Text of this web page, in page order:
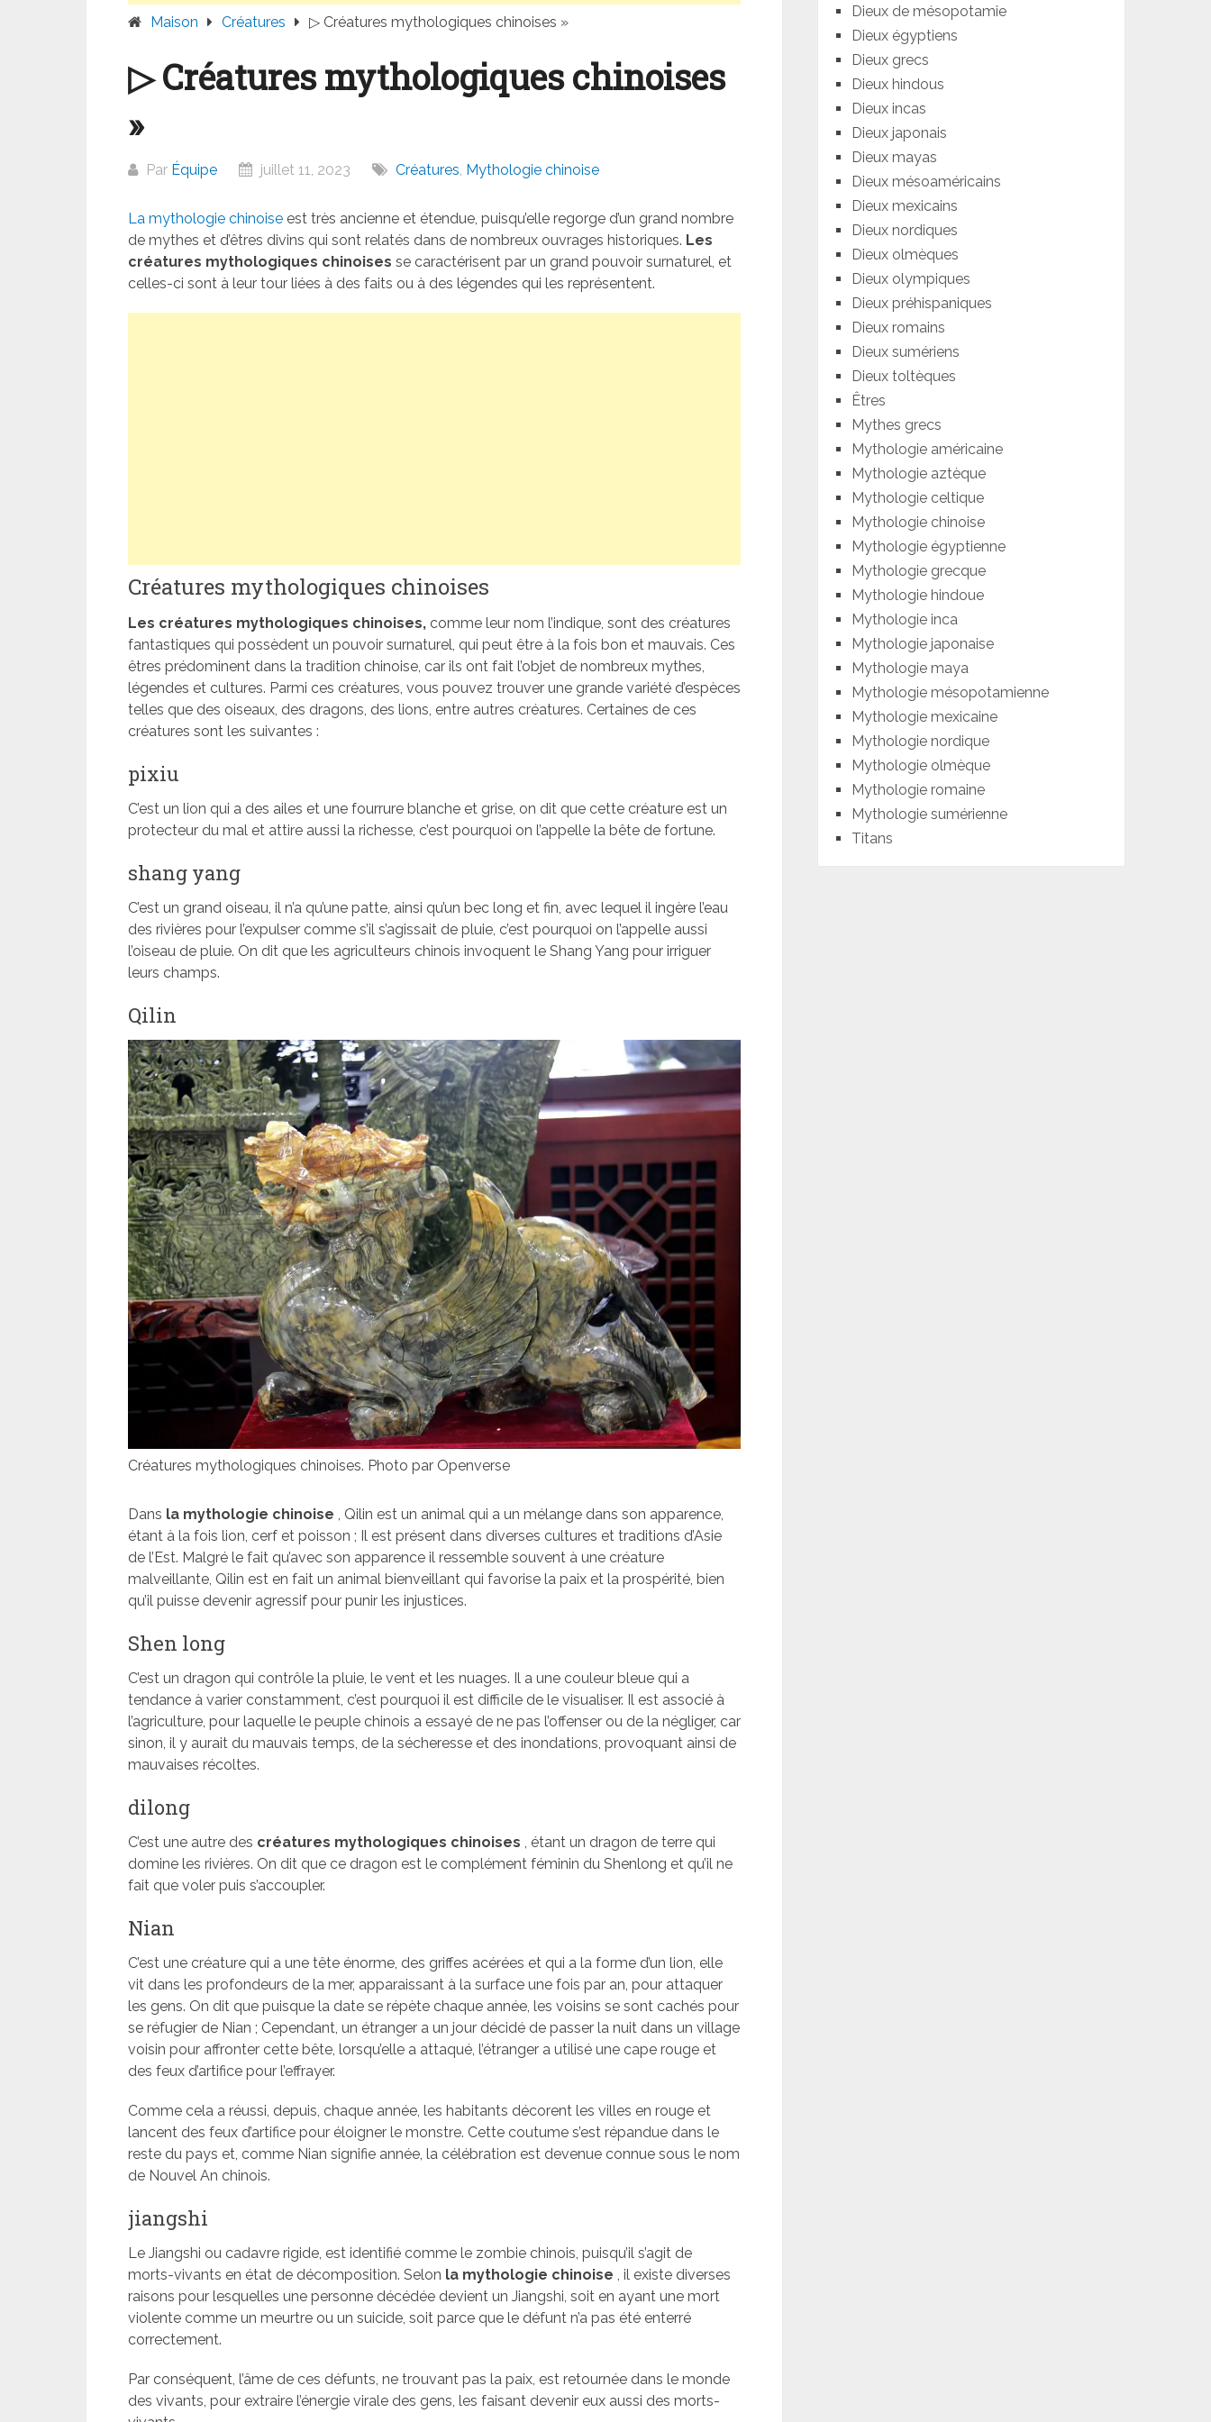
Maison Créatures ▷ Créatures mythologiques chinoises »
▷ Créatures mythologiques chinoises
»
Par Équipe juillet 11, 2023 Créatures, Mythologie chinoise
La mythologie chinoise est très ancienne et étendue, puisqu’elle regorge d’un grand nombre
de mythes et d’êtres divins qui sont relatés dans de nombreux ouvrages historiques. Les
créatures mythologiques chinoises se caractérisent par un grand pouvoir surnaturel, et
celles-ci sont à leur tour liées à des faits ou à des légendes qui les représentent.
Créatures mythologiques chinoises
Les créatures mythologiques chinoises, comme leur nom l’indique, sont des créatures
fantastiques qui possèdent un pouvoir surnaturel, qui peut être à la fois bon et mauvais. Ces
êtres prédominent dans la tradition chinoise, car ils ont fait l’objet de nombreux mythes,
légendes et cultures. Parmi ces créatures, vous pouvez trouver une grande variété d’espèces
telles que des oiseaux, des dragons, des lions, entre autres créatures. Certaines de ces
créatures sont les suivantes :
pixiu
C’est un lion qui a des ailes et une fourrure blanche et grise, on dit que cette créature est un
protecteur du mal et attire aussi la richesse, c’est pourquoi on l’appelle la bête de fortune.
shang yang
C’est un grand oiseau, il n’a qu’une patte, ainsi qu’un bec long et fin, avec lequel il ingère l’eau
des rivières pour l’expulser comme s’il s’agissait de pluie, c’est pourquoi on l’appelle aussi
l’oiseau de pluie. On dit que les agriculteurs chinois invoquent le Shang Yang pour irriguer
leurs champs.
Qilin
Créatures mythologiques chinoises. Photo par Openverse
Dans la mythologie chinoise , Qilin est un animal qui a un mélange dans son apparence,
étant à la fois lion, cerf et poisson ; Il est présent dans diverses cultures et traditions d’Asie
de l’Est. Malgré le fait qu’avec son apparence il ressemble souvent à une créature
malveillante, Qilin est en fait un animal bienveillant qui favorise la paix et la prospérité, bien
qu’il puisse devenir agressif pour punir les injustices.
Shen long
C’est un dragon qui contrôle la pluie, le vent et les nuages. Il a une couleur bleue qui a
tendance à varier constamment, c’est pourquoi il est difficile de le visualiser. Il est associé à
l’agriculture, pour laquelle le peuple chinois a essayé de ne pas l’offenser ou de la négliger, car
sinon, il y aurait du mauvais temps, de la sécheresse et des inondations, provoquant ainsi de
mauvaises récoltes.
dilong
C’est une autre des créatures mythologiques chinoises , étant un dragon de terre qui
domine les rivières. On dit que ce dragon est le complément féminin du Shenlong et qu’il ne
fait que voler puis s’accoupler.
Nian
C’est une créature qui a une tête énorme, des griffes acérées et qui a la forme d’un lion, elle
vit dans les profondeurs de la mer, apparaissant à la surface une fois par an, pour attaquer
les gens. On dit que puisque la date se répète chaque année, les voisins se sont cachés pour
se réfugier de Nian ; Cependant, un étranger a un jour décidé de passer la nuit dans un village
voisin pour affronter cette bête, lorsqu’elle a attaqué, l’étranger a utilisé une cape rouge et
des feux d’artifice pour l’effrayer.
Comme cela a réussi, depuis, chaque année, les habitants décorent les villes en rouge et
lancent des feux d’artifice pour éloigner le monstre. Cette coutume s’est répandue dans le
reste du pays et, comme Nian signifie année, la célébration est devenue connue sous le nom
de Nouvel An chinois.
jiangshi
Le Jiangshi ou cadavre rigide, est identifié comme le zombie chinois, puisqu’il s’agit de
morts-vivants en état de décomposition. Selon la mythologie chinoise , il existe diverses
raisons pour lesquelles une personne décédée devient un Jiangshi, soit en ayant une mort
violente comme un meurtre ou un suicide, soit parce que le défunt n’a pas été enterré
correctement.
Par conséquent, l’âme de ces défunts, ne trouvant pas la paix, est retournée dans le monde
des vivants, pour extraire l’énergie virale des gens, les faisant devenir eux aussi des morts-
Dieux de mésopotamie
Dieux égyptiens
Dieux grecs
Dieux hindous
Dieux incas
Dieux japonais
Dieux mayas
Dieux mésoaméricains
Dieux mexicains
Dieux nordiques
Dieux olmèques
Dieux olympiques
Dieux préhispaniques
Dieux romains
Dieux sumériens
Dieux toltèques
Êtres
Mythes grecs
Mythologie américaine
Mythologie aztèque
Mythologie celtique
Mythologie chinoise
Mythologie égyptienne
Mythologie grecque
Mythologie hindoue
Mythologie inca
Mythologie japonaise
Mythologie maya
Mythologie mésopotamienne
Mythologie mexicaine
Mythologie nordique
Mythologie olmèque
Mythologie romaine
Mythologie sumérienne
Titans